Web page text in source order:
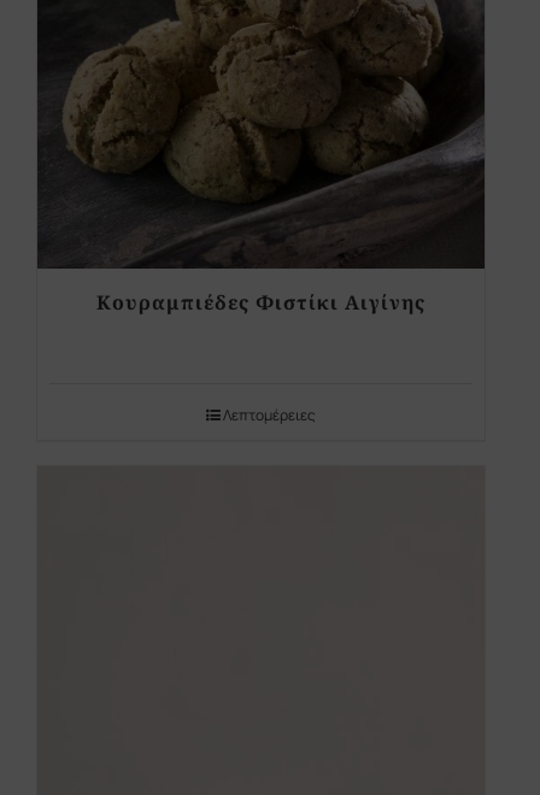
Κουραμπιέδες Φιστίκι Αιγίνης
Λεπτομέρειες